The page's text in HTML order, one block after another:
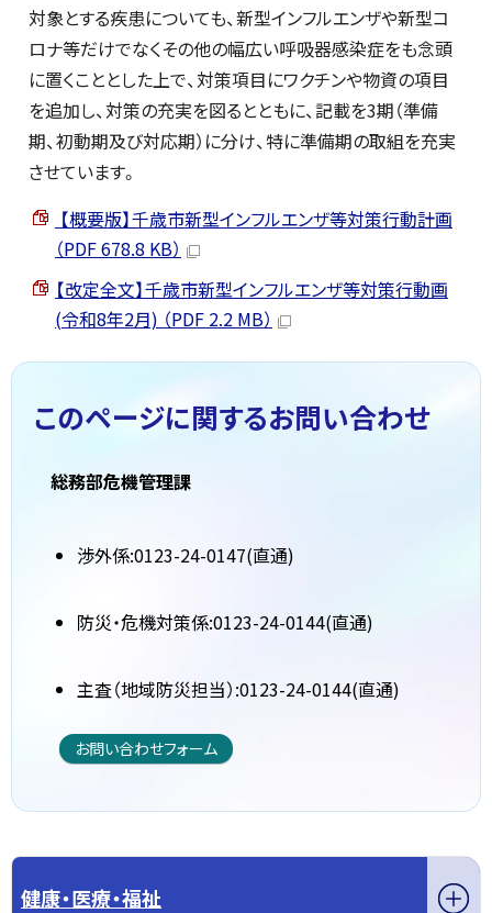
対象とする疾患についても、新型インフルエンザや新型コ
ロナ等だけでなくその他の幅広い呼吸器感染症をも念頭
に置くこととした上で、対策項目にワクチンや物資の項目
を追加し、対策の充実を図るとともに、記載を3期（準備
期、初動期及び対応期）に分け、特に準備期の取組を充実
させています。
【概要版】千歳市新型インフルエンザ等対策行動計画
（PDF 678.8 KB）
【改定全文】千歳市新型インフルエンザ等対策行動画
(令和8年2月) （PDF 2.2 MB）
このページに関するお問い合わせ
総務部危機管理課
渉外係:0123-24-0147(直通)
防災・危機対策係:0123-24-0144(直通)
主査（地域防災担当）:0123-24-0144(直通)
お問い合わせフォーム
健康・医療・福祉